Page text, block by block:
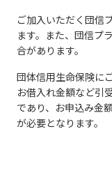
ご加入いただく団信
ます。また、団信プ
合があります。
団体信用生命保険に
お借入れ金額など引
であり、お申込み金
が必要となります。